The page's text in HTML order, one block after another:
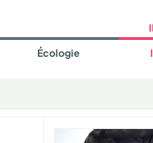
Écologie